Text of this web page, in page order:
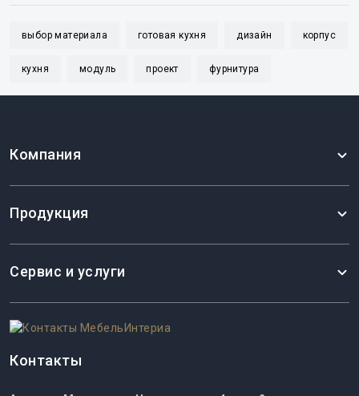
выбор материала готовая кухня дизайн корпус
кухня модуль проект фурнитура
Компания
Продукция
Сервис и услуги
Контакты